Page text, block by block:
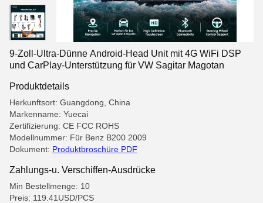
9-Zoll-Ultra-Dünne Android-Head Unit mit 4G WiFi DSP
und CarPlay-Unterstützung für VW Sagitar Magotan
Produktdetails
Herkunftsort: Guangdong, China
Markenname: Yuecai
Zertifizierung: CE FCC ROHS
Modellnummer: Für Benz B200 2009
Dokument: Produktbroschüre PDF
Zahlungs-u. Verschiffen-Ausdrücke
Min Bestellmenge: 10
Preis: 119.41USD/PCS